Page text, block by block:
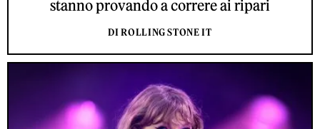
stanno provando a correre ai ripari
DI ROLLING STONE IT